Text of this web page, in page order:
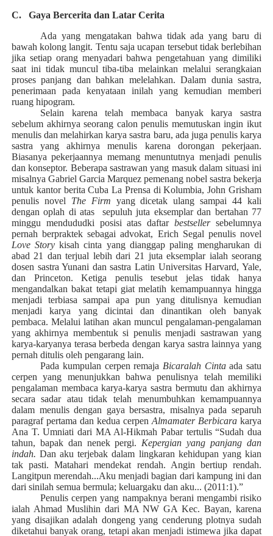
C.
Gaya Bercerita dan Latar Cerita
Ada yang mengatakan bahwa tidak ada yang baru di
bawah kolong langit. Tentu saja ucapan tersebut tidak berlebihan
jika setiap orang menyadari bahwa pengetahuan yang dimiliki
saat ini tidak muncul tiba-tiba melainkan melalui serangkaian
proses panjang dan bahkan melelahkan. Dalam dunia sastra,
penerimaan pada kenyataan inilah yang kemudian memberi
ruang hipogram.
Selain karena telah membaca banyak karya sastra
sebelum akhirnya seorang calon penulis memutuskan ingin ikut
menulis dan melahirkan karya sastra baru, ada juga penulis karya
sastra yang akhirnya menulis karena dorongan pekerjaan.
Biasanya pekerjaannya memang menuntutnya menjadi penulis
dan konseptor. Beberapa sastrawan yang masuk dalam situasi ini
misalnya Gabriel Garcia Marquez pemenang nobel sastra bekerja
untuk kantor berita Cuba La Prensa di Kolumbia, John Grisham
penulis novel The Firm yang dicetak ulang sampai 44 kali
dengan oplah di atas sepuluh juta eksemplar dan bertahan 77
minggu mendududki posisi atas daftarbestsellersebelumnya
pernah berpraktek sebagai advokat, Erich Segal penulis novel
Love Storykisah cinta yang dianggap paling mengharukan di
abad 21 dan terjual lebih dari 21 juta eksemplar ialah seorang
dosen sastra Yunani dan sastra Latin Universitas Harvard, Yale,
dan Princeton. Ketiga penulis tesebut jelas tidak hanya
mengandalkan bakat tetapi giat melatih kemampuannya hingga
menjadi terbiasa sampai apa pun yang ditulisnya kemudian
menjadi karya yang dicintai dan dinantikan oleh banyak
pembaca. Melalui latihan akan muncul pengalaman-pengalaman
yang akhirnya membentuk si penulis menjadi sastrawan yang
karya-karyanya terasa berbeda dengan karya sastra lainnya yang
pernah ditulis oleh pengarang lain.
Pada kumpulan cerpen remaja Bicaralah Cintaada satu
cerpen yang menunjukkan bahwa penulisnya telah memiliki
pengalaman membaca karya-karya sastra bermutu dan akhirnya
secara sadar atau tidak telah menumbuhkan kemampuannya
dalam menulis dengan gaya bersastra, misalnya pada separuh
paragraf pertama dan kedua cerpenAlmamater Berbicarakarya
Ana T. Umniati dari MA Al-Hikmah Pabar tertulis “Sudah dua
tahun, bapak dan nenek pergi. Kepergian yang panjang dan
indah.Dan aku terjebak dalam lingkaran kehidupan yang kian
tak pasti. Matahari mendekat rendah. Angin bertiup rendah.
Langitpun merendah...Aku menjadi bagian dari kampung ini dan
dari sinilah semua bermula; keluargaku dan aku... (2011:1).”
Penulis cerpen yang nampaknya berani mengambi risiko
ialah Ahmad Muslihin dari MA NW GA Kec. Bayan, karena
yang disajikan adalah dongeng yang cenderung plotnya sudah
diketahui banyak orang, tetapi akan menjadi istimewa jika dapat